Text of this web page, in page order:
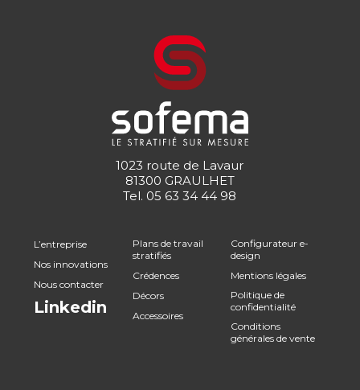
1023 route de Lavaur
81300 GRAULHET
Tel. 05 63 34 44 98
L’entreprise
Nos innovations
Nous contacter
Linkedin
Plans de travail
stratifiés
Crédences
Décors
Accessoires
Configurateur e-
design
Mentions légales
Politique de
confidentialité
Conditions
générales de vente